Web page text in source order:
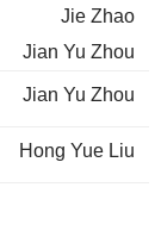
Jie Zhao
Jian Yu Zhou
Jian Yu Zhou
Hong Yue Liu